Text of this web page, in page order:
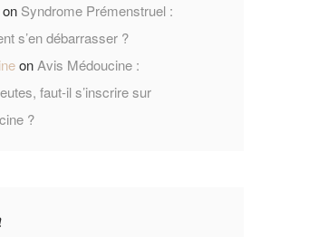
on Syndrome Prémenstruel :
s’en débarrasser ?
onAvis Médoucine :
faut-il s’inscrire sur
?